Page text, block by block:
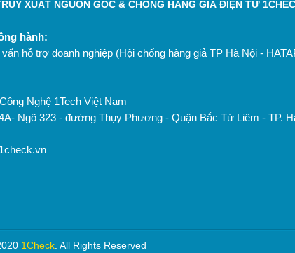
XUẤT NGUỒN GỐC & CHỐNG HÀNG GIẢ ĐIỆN TỬ
hành:
hỗ trợ doanh nghiệp (Hội chống hàng giả TP Hà Nội -
Nghệ 1Tech Việt Nam
Ngõ 323 - đường Thụy Phương - Quận Bắc Từ Liêm - TP.
1Check . All Rights Reserved